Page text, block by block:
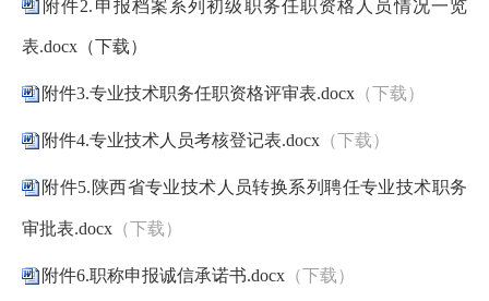
附件2.申报档案系列初级职务任职资格人员情况一览
表.docx（下载）
附件3.专业技术职务任职资格评审表.docx （下载）
附件4.专业技术人员考核登记表.docx （下载）
附件5.陕西省专业技术人员转换系列聘任专业技术职务
审批表.docx （下载）
附件6.职称申报诚信承诺书.docx （下载）